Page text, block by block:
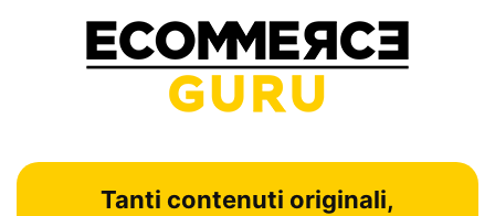
Tanti contenuti originali,